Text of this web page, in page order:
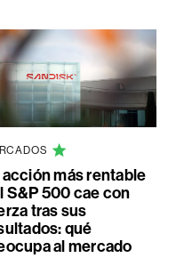
acción más rentable
S&P 500 cae con
tras sus
qué
al mercado